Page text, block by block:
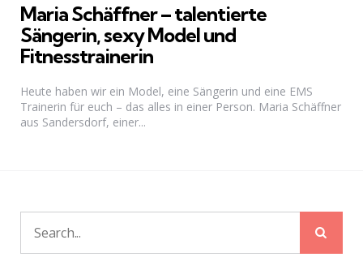
Maria Schäffner – talentierte
Sängerin, sexy Model und
Fitnesstrainerin
Heute haben wir ein Model, eine Sängerin und eine EMS
Trainerin für euch – das alles in einer Person. Maria Schäffner
aus Sandersdorf, einer...
Search
for: